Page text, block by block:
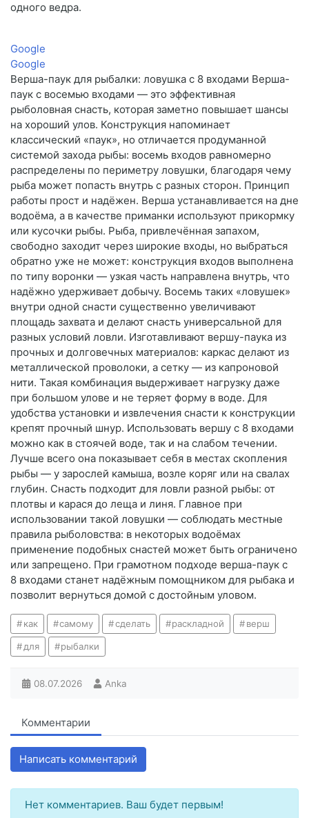
одного ведра.
Google
Google
Верша-паук для рыбалки: ловушка с 8 входами Верша-
паук с восемью входами — это эффективная
рыболовная снасть, которая заметно повышает шансы
на хороший улов. Конструкция напоминает
классический «паук», но отличается продуманной
системой захода рыбы: восемь входов равномерно
распределены по периметру ловушки, благодаря чему
рыба может попасть внутрь с разных сторон. Принцип
работы прост и надёжен. Верша устанавливается на дне
водоёма, а в качестве приманки используют прикормку
или кусочки рыбы. Рыба, привлечённая запахом,
свободно заходит через широкие входы, но выбраться
обратно уже не может: конструкция входов выполнена
по типу воронки — узкая часть направлена внутрь, что
надёжно удерживает добычу. Восемь таких «ловушек»
внутри одной снасти существенно увеличивают
площадь захвата и делают снасть универсальной для
разных условий ловли. Изготавливают вершу-паука из
прочных и долговечных материалов: каркас делают из
металлической проволоки, а сетку — из капроновой
нити. Такая комбинация выдерживает нагрузку даже
при большом улове и не теряет форму в воде. Для
удобства установки и извлечения снасти к конструкции
крепят прочный шнур. Использовать вершу с 8 входами
можно как в стоячей воде, так и на слабом течении.
Лучше всего она показывает себя в местах скопления
рыбы — у зарослей камыша, возле коряг или на свалах
глубин. Снасть подходит для ловли разной рыбы: от
плотвы и карася до леща и линя. Главное при
использовании такой ловушки — соблюдать местные
правила рыболовства: в некоторых водоёмах
применение подобных снастей может быть ограничено
или запрещено. При грамотном подходе верша-паук с
8 входами станет надёжным помощником для рыбака и
позволит вернуться домой с достойным уловом.
как самому сделать раскладной верш
для рыбалки
08.07.2026 Anka
Комментарии
Написать комментарий
Нет комментариев. Ваш будет первым!